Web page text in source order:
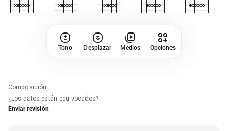
Tono Desplazar Medios Opciones
Composición:
¿Los datos están equivocados?
Enviar revisión